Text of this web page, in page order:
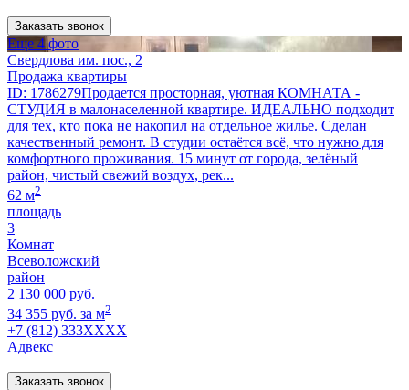
Заказать звонок
Еще 4 фото
Свердлова им. пос., 2
Продажа квартиры
ID: 1786279Продается просторная, уютная КОМНАТА -
СТУДИЯ в малонаселенной квартире. ИДЕАЛЬНО подходит
для тех, кто пока не накопил на отдельное жилье. Сделан
качественный ремонт. В студии остаётся всё, что нужно для
комфортного проживания. 15 минут от города, зелёный
район, чистый свежий воздух, рек...
62 м2
площадь
3
Комнат
Всеволожский
район
2 130 000 руб.
34 355 руб. за м2
+7 (812) 333XXXX
Адвекс
Заказать звонок